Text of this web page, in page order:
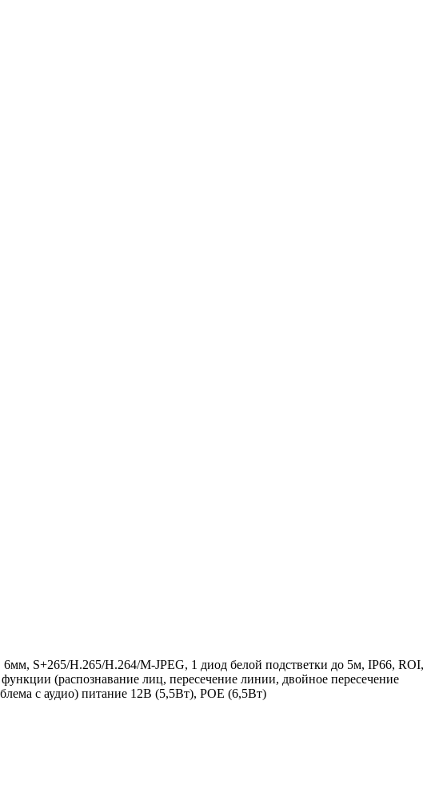
S+265/H.265/H.264/M-JPEG, 1 диод белой подстветки до 5м, IP66, ROI,
(распознавание лиц, пересечение линии, двойное пересечение
с аудио) питание 12В (5,5Вт), POE (6,5Вт)